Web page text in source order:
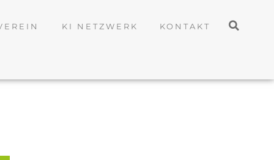
KI NETZWERK KONTAKT